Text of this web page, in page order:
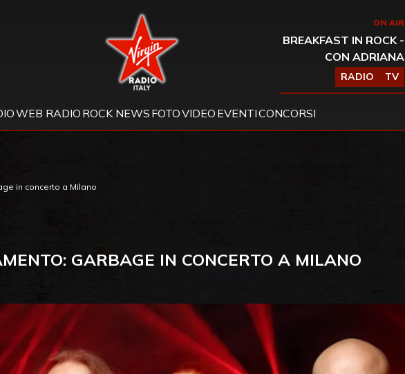
Virgin Radio ON AIR
BREAKFAST IN ROCK -
CON ADRIANA
RADIO TV
WEB RADIO ROCK NEWS FOTOVIDEO EVENTICONCORSI
in concerto a Milano
GARBAGE IN CONCERTO A MILANO